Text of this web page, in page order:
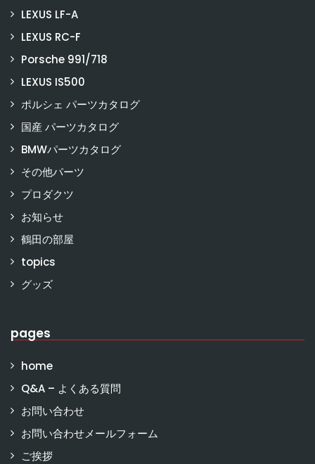
LEXUS LF-A
LEXUS RC-F
Porsche 991/718
LEXUS IS500
ポルシェ パーツカタログ
国産 パーツカタログ
BMWパーツカタログ
その他パーツ
プロダクツ
お知らせ
鶴田の部屋
topics
グッズ
pages
home
Q&A – よくある質問
お問い合わせ
お問い合わせメールフォーム
ご挨拶